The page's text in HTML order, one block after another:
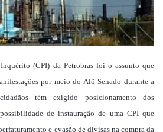
(CPI) da Petrobras foi o assunto que
por meio do Alô Senado durante a
têm exigido posicionamento dos
de instauração de uma CPI que
e evasão de divisas na compra da